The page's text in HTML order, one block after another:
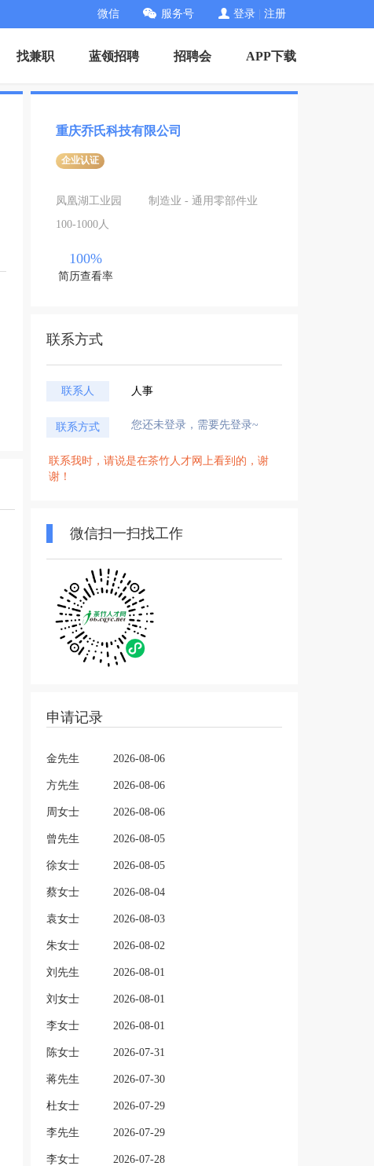
微信 服务号 登录 注册
找兼职 蓝领招聘 招聘会 APP下载
重庆乔氏科技有限公司
企业认证
凤凰湖工业园
制造业 - 通用零部件业
100-1000人
100%
简历查看率
联系方式
联系人 人事
联系方式 您还未登录，需要先登录~
联系我时，请说是在茶竹人才网上看到的，谢
谢！
微信扫一扫找工作
申请记录
金先生 2026-08-06
方先生 2026-08-06
周女士 2026-08-06
曾先生 2026-08-05
徐女士 2026-08-05
蔡女士 2026-08-04
袁女士 2026-08-03
朱女士 2026-08-02
刘先生 2026-08-01
刘女士 2026-08-01
李女士 2026-08-01
陈女士 2026-07-31
蒋先生 2026-07-30
杜女士 2026-07-29
李先生 2026-07-29
李女士 2026-07-28